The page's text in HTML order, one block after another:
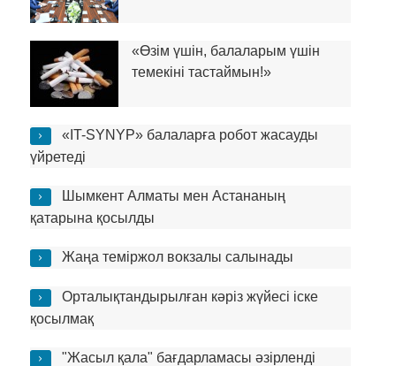
«Өзім үшін, балаларым үшін
темекіні тастаймын!»
«IT-SYNYP» балаларға робот жасауды
үйретеді
Шымкент Алматы мен Астананың
қатарына қосылды
Жаңа теміржол вокзалы салынады
Орталықтандырылған кәріз жүйесі іске
қосылмақ
"Жасыл қала" бағдарламасы әзірленді